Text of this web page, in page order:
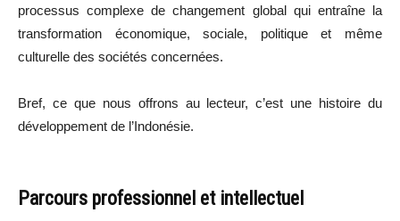
processus complexe de changement global qui entraîne la
transformation économique, sociale, politique et même
culturelle des sociétés concernées.
Bref, ce que nous offrons au lecteur, c’est une histoire du
développement de l’Indonésie.
Parcours professionnel et intellectuel